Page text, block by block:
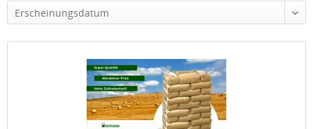
Erscheinungsdatum